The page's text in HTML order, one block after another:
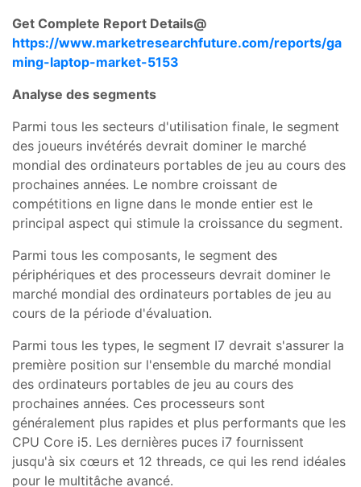
Get Complete Report Details@
https://www.marketresearchfuture.com/reports/ga
ming-laptop-market-5153
Analyse des segments
Parmi tous les secteurs d'utilisation finale, le segment
des joueurs invétérés devrait dominer le marché
mondial des ordinateurs portables de jeu au cours des
prochaines années. Le nombre croissant de
compétitions en ligne dans le monde entier est le
principal aspect qui stimule la croissance du segment.
Parmi tous les composants, le segment des
périphériques et des processeurs devrait dominer le
marché mondial des ordinateurs portables de jeu au
cours de la période d'évaluation.
Parmi tous les types, le segment I7 devrait s'assurer la
première position sur l'ensemble du marché mondial
des ordinateurs portables de jeu au cours des
prochaines années. Ces processeurs sont
généralement plus rapides et plus performants que les
CPU Core i5. Les dernières puces i7 fournissent
jusqu'à six cœurs et 12 threads, ce qui les rend idéales
pour le multitâche avancé.